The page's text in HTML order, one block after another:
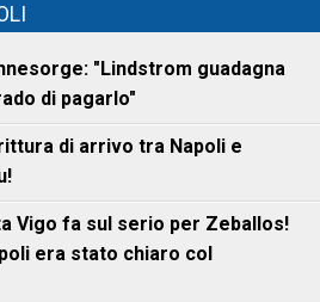
"Lindstrom guadagna
di pagarlo"
di arrivo tra Napoli e
Vigo fa sul serio per Zeballos!
era stato chiaro col